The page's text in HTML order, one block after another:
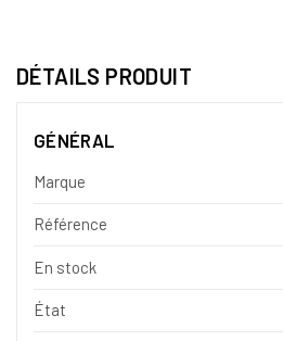
DÉTAILS PRODUIT
GÉNÉRAL
Marque
Référence
En stock
État